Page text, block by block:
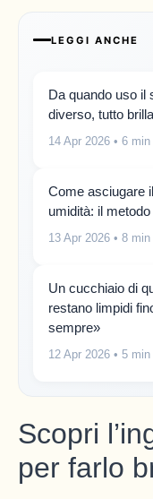
LEGGI ANCHE
Da quando uso il
diverso, tutto
14 Apr 2026 • 6
Come asciugare
umidità: il
13 Apr 2026 • 8
Un cucchiaio di
restano limpidi
sempre»
12 Apr 2026 • 5
Scopri
per farlo